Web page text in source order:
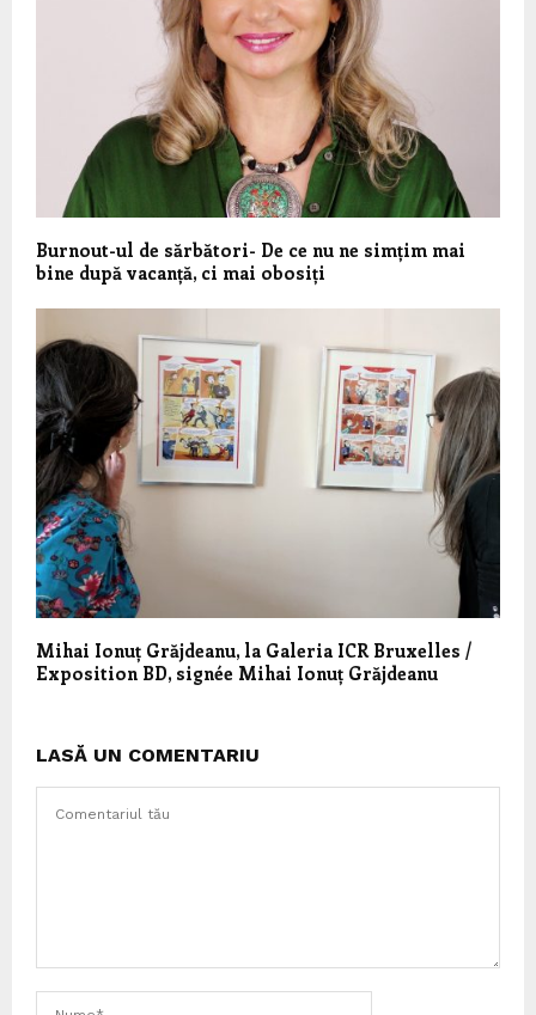
Burnout-ul de sărbători- De ce nu ne simțim mai
bine după vacanță, ci mai obosiți
Mihai Ionuț Grăjdeanu, la Galeria ICR Bruxelles /
Exposition BD, signée Mihai Ionuț Grăjdeanu
LASĂ UN COMENTARIU